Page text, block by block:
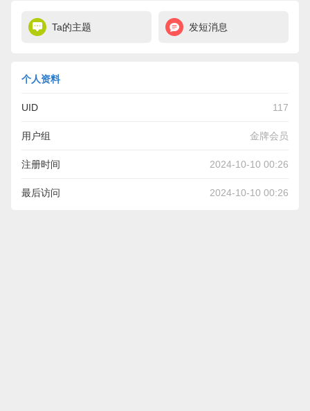
Ta的主题 发短消息
个人资料
UID 117
用户组 金牌会员
注册时间 2024-10-10 00:26
最后访问 2024-10-10 00:26